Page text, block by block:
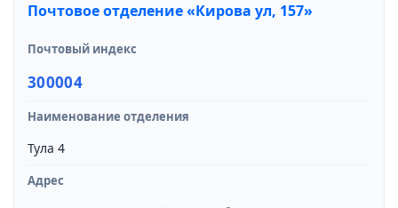
Почтовое отделение «Кирова ул, 157»
Почтовый индекс
300004
Наименование отделения
Тула 4
Адрес